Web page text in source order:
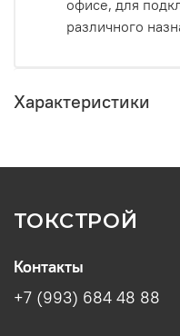
офисе, для
различного
Характеристики
ТОКСТРОЙ
Контакты
+7 (993) 684 48 88